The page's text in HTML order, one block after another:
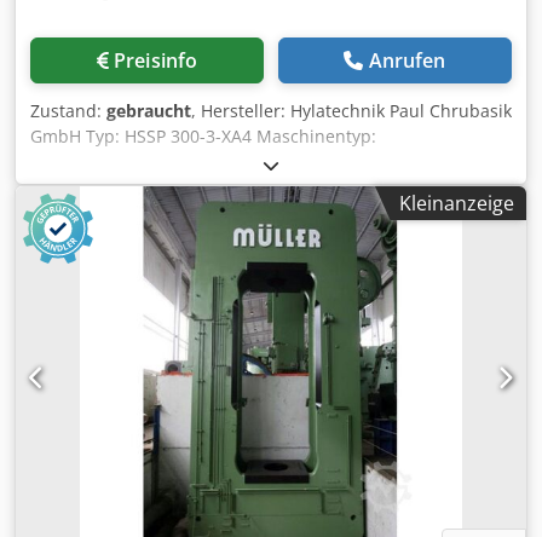
Preisinfo Anrufen
Zustand: gebraucht, Hersteller: Hylatechnik Paul Chrubasik
GmbH Typ: HSSP 300-3-XA4 Maschinentyp:
Hydraulikpresse Baujahr: 2000 Zustand: gebraucht
Presskraft: 3.000 kN Presskraft: 300 t Hub: 300 mm
Maximale Einbauhöhe: 800 mm Tischfläche: 2.000 × 1.550
mm Stößelfläche: 2.000 × 1.540 mm Durchgang vorne:
2.000 mm Seitlicher Durchgang: 1.050 mm Tischhöhe: 800
mm Eilvorlauf: 340 mm/s Arbeitsgeschwindigkeit 1: 32,5
mm/s Arbeitsgeschwindigkeit 2: 19,5 mm/s Rückzug: 340
mm/s Maximaler Arbeitsdruck: 280 bar Antriebsleistung:
75 kW Netzanschluss: 400 V Frequenz: 50 Hz
Maschinengewicht: ca. 38.500 kg Hydrauliköltank: ca. 2.000
l Ziehkissen: nein Ausstattung: Komplette DREHER
Bandanlage DREHER Bandabwickler DREHER
Bandvorschub DREHER Bandförderanlage Hydraulische
Schnittschlagdämpfung mit Parallelhaltung Djdpezrz D
Ssfx Aldokr Hydraulische Rollblöcke
Kleinanzeige